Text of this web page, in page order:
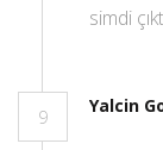
simdi
9
Yalcin